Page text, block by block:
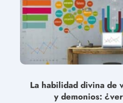
La habilidad divina de
y demonios: